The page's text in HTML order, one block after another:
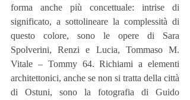
forma anche più concettuale: intrise di
significato, a sottolineare la complessità di
questo colore, sono le opere di Sara
Spolverini, Renzi e Lucia, Tommaso M.
Vitale – Tommy 64. Richiami a elementi
architettonici, anche se non si tratta della città
di Ostuni, sono la fotografia di Guido